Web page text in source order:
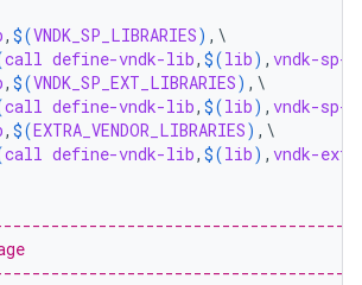
, $(VNDK_SP_LIBRARIES) ,\
call define-vndk-lib, $(lib) , vndk-sp-
, $(VNDK_SP_EXT_LIBRARIES) ,\
call define-vndk-lib, $(lib) , vndk-sp-
, $(EXTRA_VENDOR_LIBRARIES) ,\
call define-vndk-lib, $(lib) , vndk-ext-